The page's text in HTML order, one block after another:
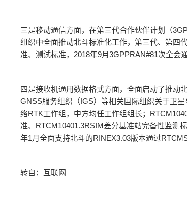
三是移动通信方面，在第三代合作伙伴计划（
组织中全面推动北斗标准化工作，第三代、第四
准、测试标准，2018年9月3GPPRAN#81次全会
四是接收机通用数据格式方面，全面启动了推动
GNSS服务组织（IGS）等相关国际组织关于卫
络RTK工作组，中方均任工作组组长；
准、RTCM10401.3RSIM差分基准站完备性监测
年1月全面支持北斗的RINEX3.03版本通过
转自：互联网